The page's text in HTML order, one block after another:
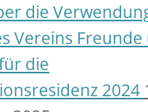
die
Vereins Freunde
die
2024